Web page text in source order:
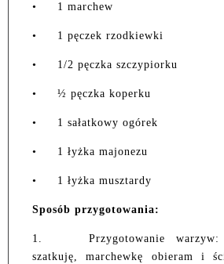
• 1 marchew
• 1 pęczek rzodkiewki
• 1/2 pęczka szczypiorku
• ½ pęczka koperku
• 1 sałatkowy ogórek
• 1 łyżka majonezu
• 1 łyżka musztardy
Sposób przygotowania:
1.
Przygotowanie warzyw:
szatkuję, marchewkę obieram i